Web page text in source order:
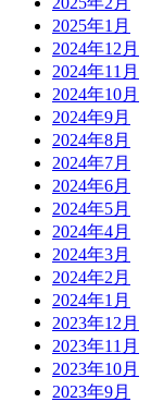
2025年1月
2024年12月
2024年11月
2024年10月
2024年9月
2024年8月
2024年7月
2024年6月
2024年5月
2024年4月
2024年3月
2024年2月
2024年1月
2023年12月
2023年11月
2023年10月
2023年9月